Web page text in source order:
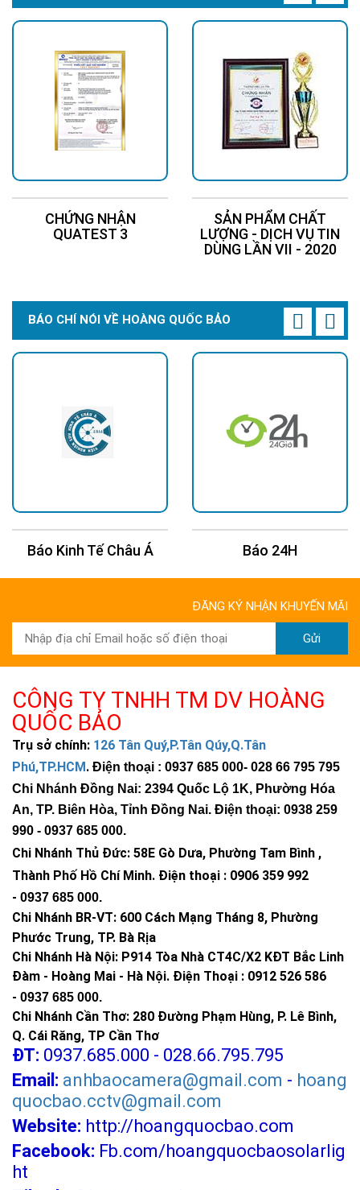
Thông số kỹ thuật của đèn năng lượng mặt
trời 300W
⭐ Công suất
300W - Hiển thị led sạc
⭐Tấm Pin Polysilicon 6V
⭐Pin
Lithium ion Lifepo4 - 3.2V /
⭐ Sử dụng chip LED SMD 5739
⭐ Chất liệu
Nhôm đúc nguyên khối + kính cường
lực
⭐Tiêu chuẩn chống
nước
IP67 phù hợp với nhu cầu chiếu sáng
ngoài trời.
⭐Cảm biến ánh sáng
Tối tự sáng - sáng tự tắt
⭐Điều khiển Remot
CHỨNG NHẬN
QUATEST 3
SẢN PHẨM CHẤT
LƯỢNG - DỊCH VỤ TIN
DÙNG LẦN VII - 2020
BÁO CHÍ NÓI VỀ HOÀNG QUỐC BẢO
Báo Kinh Tế Châu Á Báo 24H
ĐĂNG KÝ NHẬN KHUYẾN MÃI
Gửi
CÔNG TY TNHH TM DV HOÀNG
QUỐC BẢO
Trụ sở chính: 126 Tân Quý,P.Tân Qúy,Q.Tân
Phú,TP.HCM. Điện thoại : 0937 685 000- 028 66 795 795
Chi Nhánh Đồng Nai: 2394 Quốc Lộ 1K, Phường Hóa
An, TP. Biên Hòa, Tỉnh Đồng Nai. Điện thoại: 0938 259
990 - 0937 685 000.
Chi Nhánh Thủ Đức: 58E Gò Dưa, Phường Tam Bình ,
Thành Phố Hồ Chí Minh. Điện thoại : 0906 359 992
- 0937 685 000.
Chi Nhánh BR-VT: 600 Cách Mạng Tháng 8, Phường
Phước Trung, TP. Bà Rịa
Chi Nhánh Hà Nội: P914 Tòa Nhà CT4C/X2 KĐT Bắc Linh
Đàm - Hoàng Mai - Hà Nội. Điện Thoại : 0912 526 586
- 0937 685 000.
Chi Nhánh Cần Thơ: 280 Đường Phạm Hùng, P. Lê Bình,
Q. Cái Răng, TP Cần Thơ
ĐT: 0937.685.000 - 028.66.795.795
Email: anhbaocamera@gmail.com - hoang
quocbao.cctv@gmail.com
Website: http://hoangquocbao.com
Facebook: Fb.com/hoangquocbaosolarlig
ht